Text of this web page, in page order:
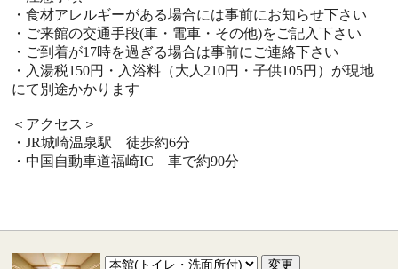
・食材アレルギーがある場合には事前にお知らせ下さい
・ご来館の交通手段(車・電車・その他)をご記入下さい
・ご到着が17時を過ぎる場合は事前にご連絡下さい
・入湯税150円・入浴料（大人210円・子供105円）が現地
にて別途かかります
＜アクセス＞
・JR城崎温泉駅 徒歩約6分
・中国自動車道福崎IC 車で約90分